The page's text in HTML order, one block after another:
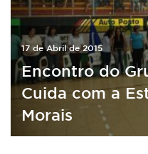
17 de Abril de 2015
Encontro do
Cuida com a
Morais